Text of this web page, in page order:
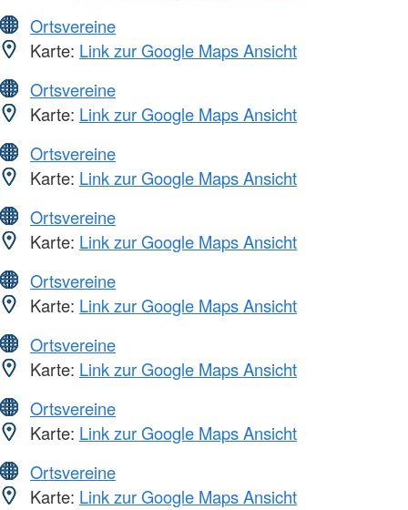
Ortsvereine
Karte: Link zur Google Maps Ansicht
Ortsvereine
Karte: Link zur Google Maps Ansicht
Ortsvereine
Karte: Link zur Google Maps Ansicht
Ortsvereine
Karte: Link zur Google Maps Ansicht
Ortsvereine
Karte: Link zur Google Maps Ansicht
Ortsvereine
Karte: Link zur Google Maps Ansicht
Ortsvereine
Karte: Link zur Google Maps Ansicht
Ortsvereine
Karte: Link zur Google Maps Ansicht